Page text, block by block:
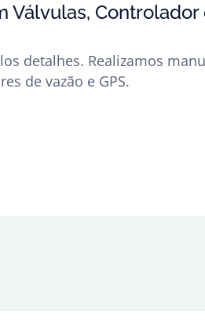
Válvulas, Controlador
detalhes. Realizamos
de vazão e GPS.